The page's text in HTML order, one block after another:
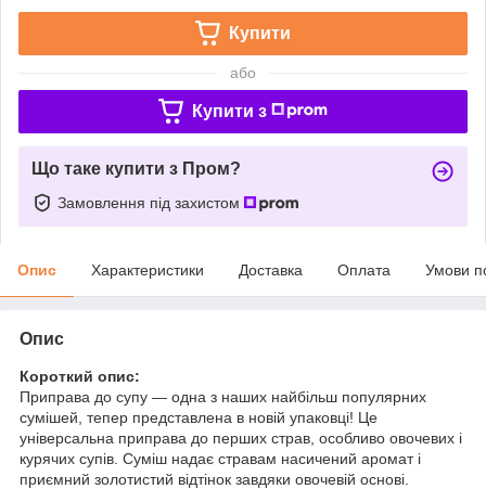
Купити
або
Купити з
Що таке купити з Пром?
Замовлення під захистом
Опис Характеристики Доставка Оплата Умови
Опис
Короткий опис:
Приправа до супу — одна з наших найбільш популярних
сумішей, тепер представлена в новій упаковці! Це
універсальна приправа до перших страв, особливо овочевих і
курячих супів. Суміш надає стравам насичений аромат і
приємний золотистий відтінок завдяки овочевій основі.